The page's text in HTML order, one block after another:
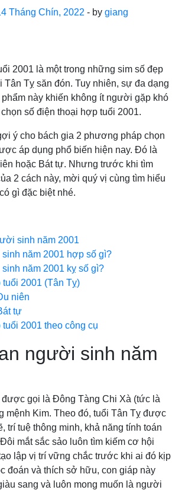
Tháng Chín, 2022 - by giang
2001 là một trong những sim số đẹp
Tỵ săn đón. Tuy nhiên, sự đa dạng
này khiến không ít người gặp khó
số điện thoại hợp tuổi 2001.
ý cho bách gia 2 phương pháp chọn
áp dụng phổ biến hiện nay. Đó là
hoặc Bát tự. Nhưng trước khi tìm
2 cách này, mời quý vị cùng tìm hiểu
gì đặc biệt nhé.
sinh năm 2001
năm 2001 hợp số gì?
năm 2001 kỵ số gì?
2001 (Tân Tỵ)
niên
tự
2001 theo công cụ
người sinh năm
gọi là Đông Tàng Chi Xà (tức là
mệnh Kim. Theo đó, tuổi Tân Tỵ được
trí tuệ thông minh, khả năng tính toán
mắt sắc sảo luôn tìm kiếm cơ hội
lập vị trí vững chắc trước khi ai đó kịp
đoán và thích sở hữu, con giáp này
sang và luôn mong muốn là người